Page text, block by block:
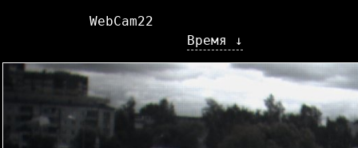
Время ↓
WebCam22